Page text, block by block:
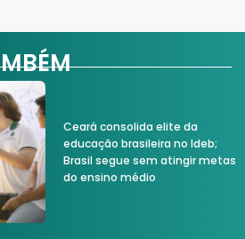
Ceará consolida elite da
educação brasileira no Ideb;
Brasil segue sem atingir metas
do ensino médio